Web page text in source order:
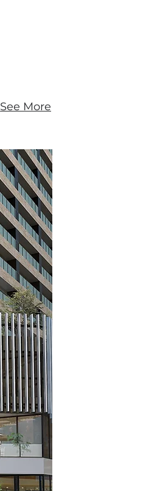
See More